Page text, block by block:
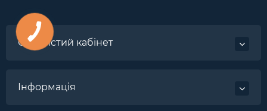
Особистий кабінет
Інформація